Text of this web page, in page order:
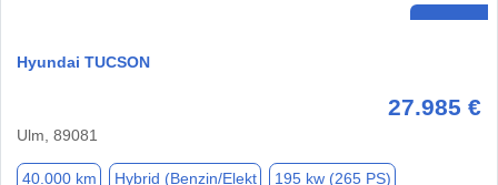
Hyundai TUCSON
27.985 €
Ulm, 89081
40.000 km Hybrid (Benzin/Elekt 195 kw (265 PS)